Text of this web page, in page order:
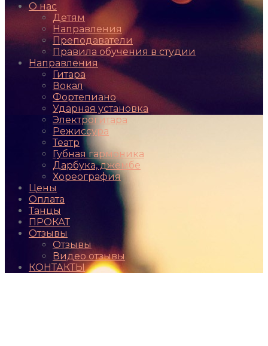
О нас
Детям
Направления
Преподаватели
Правила обучения в студии
Направления
Гитара
Вокал
Фортепиано
Ударная установка
Электрогитара
Режиссура
Театр
Губная гармоника
Дарбука, джембе
Хореография
Цены
Оплата
Танцы
ПРОКАТ
Отзывы
Отзывы
Видео отзывы
КОНТАКТЫ